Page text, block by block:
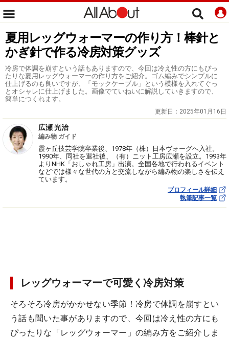
夏用レッグウォーマーの作り方！棒針と
かぎ針で作る冷房対策グッズ
冷房で体調を崩すという話もありますので、今回は冷え性の方にもぴっ
たりな夏用レッグウォーマーの作り方をご紹介。ゴム編みでシンプルに
仕上げるのも良いですが、「モックケーブル」という模様を入れてぐっ
とオシャレに仕上げました。画像でていねいに解説していきますので、
簡単につくれます。
更新日： 2025年01月16日
広瀬 光治
編み物 ガイド
霞ヶ丘技芸学院卒業後、1978年（株）日本ヴォーグへ入社。
1990年、同社を退社後、（有）ニット工房広瀬を設立。1993年
よりNHK「おしゃれ工房」出演。全国各地で行われるイベント
などでは様々な世代の方と交流しながら編み物の楽しさを伝え
ています。
プロフィール詳細
執筆記事一覧
レッグウォーマーで可愛く冷房対策
そろそろ冷房がかかせない季節！冷房で体調を崩すとい
う話も聞いた事がありますので、今回は冷え性の方にも
ぴったりな「レッグウォーマー」の編み方をご紹介しま